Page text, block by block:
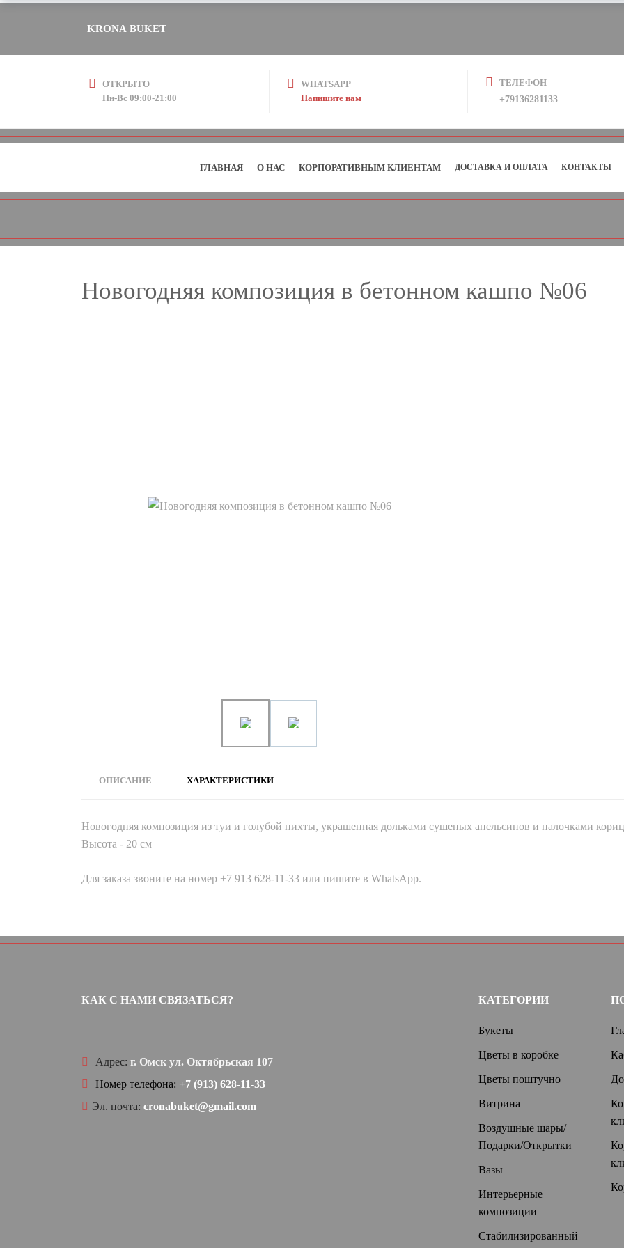
KRONA BUKET
ОТКРЫТО
Пн-Вс 09:00-21:00
WHATSAPP
Напишите нам
ТЕЛЕФОН
+79136281133
ГЛАВНАЯ О НАС КОРПОРАТИВНЫМ КЛИЕНТАМ ДОСТАВКА И ОПЛАТА КОНТАКТЫ
Новогодняя композиция в бетонном кашпо №06
ОПИСАНИЕ ХАРАКТЕРИСТИКИ
Новогодняя композиция из туи и голубой пихты, украшенная дольками сушеных апельсинов и палочками
Высота - 20 см
Для заказа звоните на номер +7 913 628-11-33 или пишите в WhatsApp.
КАК С НАМИ СВЯЗАТЬСЯ?
Адрес: г. Омск ул. Октябрьская 107
Номер телефона: +7 (913) 628-11-33
Эл. почта: cronabuket@gmail.com
КАТЕГОРИИ
Букеты
Цветы в коробке
Цветы поштучно
Витрина
Воздушные шары/
Подарки/Открытки
Вазы
Интерьерные
композиции
Стабилизированный